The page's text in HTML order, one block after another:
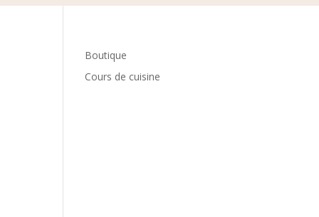
Boutique
Cours de cuisine